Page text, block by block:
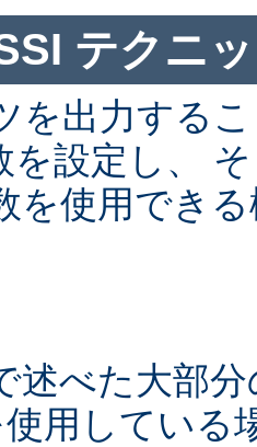
テクニ
を出力する
を設定し、
を使用でき
述べた大部
用している